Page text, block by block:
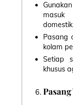
Pasang
kolam
Setiap
khusus